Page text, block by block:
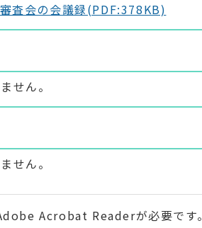
査会の会議録(PDF:378KB)
せん。
せん。
Acrobat Readerが必要です。